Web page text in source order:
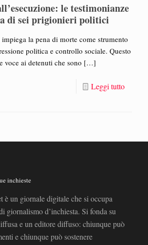
le testimonianze
di sei prigionieri politici
la pena di morte come strumento
politica e controllo sociale. Questo
voce ai detenuti che sono […]
Leggi tutto
inchieste
è un giornale digitale che si occupa
giornalismo d’inchiesta. Si fonda su
e un editore diffuso: chiunque può
e chiunque può sostenere